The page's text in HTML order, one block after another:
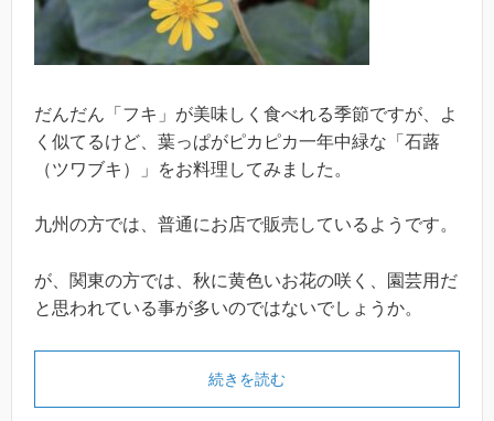
だんだん「フキ」が美味しく食べれる季節ですが、よ
く似てるけど、葉っぱがピカピカ一年中緑な「石蕗
（ツワブキ）」をお料理してみました。
九州の方では、普通にお店で販売しているようです。
が、関東の方では、秋に黄色いお花の咲く、園芸用だ
と思われている事が多いのではないでしょうか。
続きを読む